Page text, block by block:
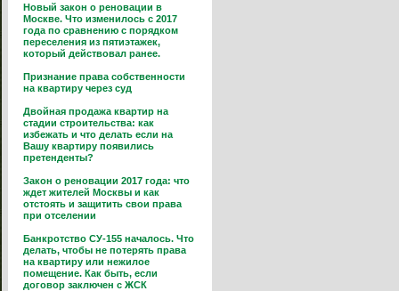
Новый закон о реновации в
Москве. Что изменилось с 2017
года по сравнению с порядком
переселения из пятиэтажек,
который действовал ранее.
Признание права собственности
на квартиру через суд
Двойная продажа квартир на
стадии строительства: как
избежать и что делать если на
Вашу квартиру появились
претенденты?
Закон о реновации 2017 года: что
ждет жителей Москвы и как
отстоять и защитить свои права
при отселении
Банкротство СУ-155 началось. Что
делать, чтобы не потерять права
на квартиру или нежилое
помещение. Как быть, если
договор заключен с ЖСК